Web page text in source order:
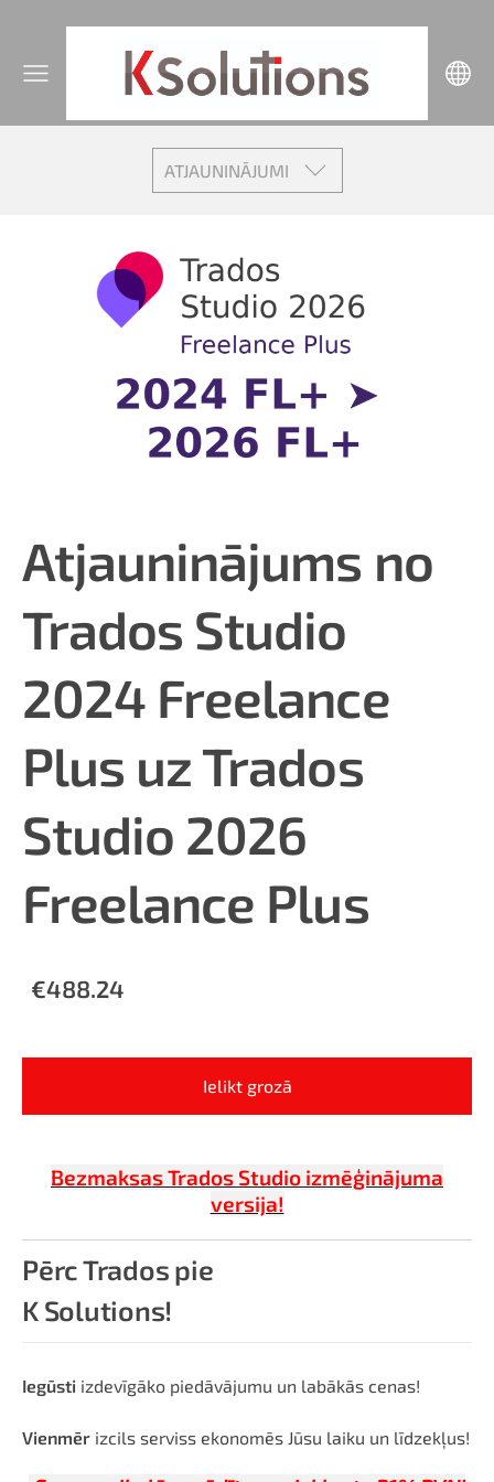
ATJAUNINĀJUMI
Bezmaksas Trados Studio izmēģinājuma
versija!
Pērc Trados pie
K Solutions!
Iegūsti izdevīgāko piedāvājumu un labākās cenas!
Vienmēr izcils serviss ekonomēs Jūsu laiku un līdzekļus!
Atjauninājums no
Trados Studio
2024 Freelance
Plus uz Trados
Studio 2026
Freelance Plus
€488.24
Ielikt grozā